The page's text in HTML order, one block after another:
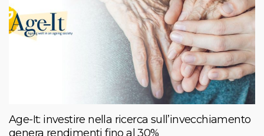
Age-It: investire nella ricerca sull’invecchiamento
genera rendimenti fino al 30%